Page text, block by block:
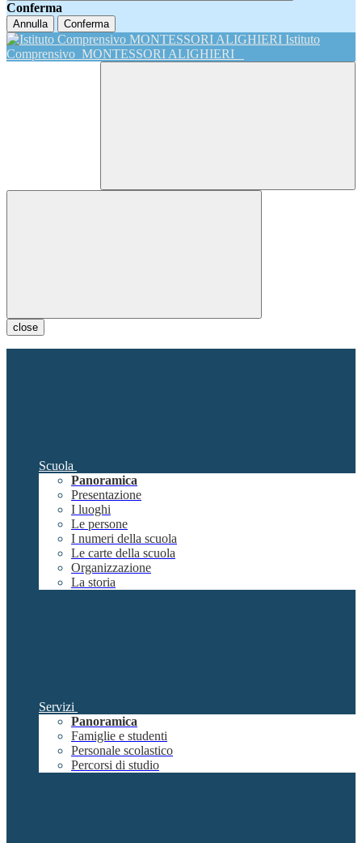
Conferma
Annulla Conferma
Istituto
Comprensivo MONTESSORI ALIGHIERI
close
Scuola
Panoramica
Presentazione
I luoghi
Le persone
I numeri della scuola
Le carte della scuola
Organizzazione
La storia
Servizi
Panoramica
Famiglie e studenti
Personale scolastico
Percorsi di studio